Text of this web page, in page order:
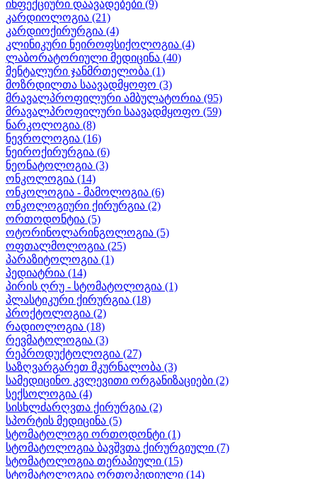
ინფექციური დაავადებები (9)
კარდიოლოგია (21)
კარდიოქირურგია (4)
კლინიკური ნეიროფსიქოლოგია (4)
ლაბორატორიული მედიცინა (40)
მენტალური ჯანმრთელობა (1)
მოზრდილთა საავადმყოფო (3)
მრავალპროფილური ამბულატორია (95)
მრავალპროფილური საავადმყოფო (59)
ნარკოლოგია (8)
ნევროლოგია (16)
ნეიროქირურგია (6)
ნეონატოლოგია (3)
ონკოლოგია (14)
ონკოლოგია - მამოლოგია (6)
ონკოლოგიური ქირურგია (2)
ორთოდონტია (5)
ოტორინოლარინგოლოგია (5)
ოფთალმოლოგია (25)
პარაზიტოლოგია (1)
პედიატრია (14)
პირის ღრუ - სტომატოლოგია (1)
პლასტიკური ქირურგია (18)
პროქტოლოგია (2)
რადიოლოგია (18)
რევმატოლოგია (3)
რეპროდუქტოლოგია (27)
საზღვარგარეთ მკურნალობა (3)
სამედიცინო კვლევითი ორგანიზაციები (2)
სექსოლოგია (4)
სისხლძარღვთა ქირურგია (2)
სპორტის მედიცინა (5)
სტომატოლოგი ორთოდონტი (1)
სტომატოლოგია ბავშვთა ქირურგიული (7)
სტომატოლოგია თერაპიული (15)
სტომატოლოგია ორთოპედიული (14)